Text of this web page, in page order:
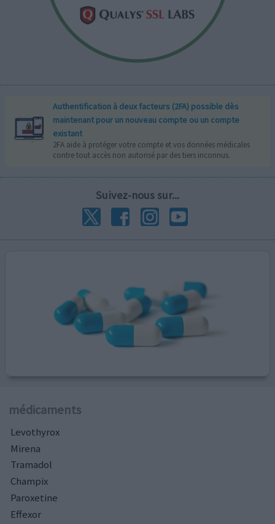
Authentification à deux facteurs (2FA) possible dès
maintenant pour un nouveau compte ou un compte
existant
2FA aide à protéger votre compte et vos données médicales
contre tout accès non autorisé par des tiers inconnus.
Suivez-nous sur...
médicaments
Levothyrox
Mirena
Tramadol
Champix
Paroxetine
Effexor